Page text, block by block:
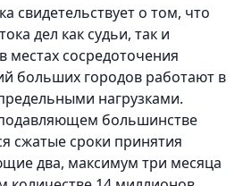
свидетельствует о том, что
дел как судьи, так и
местах сосредоточения
больших городов работают в
нагрузками.
большинстве
сжатые сроки принятия
два, максимум три месяца